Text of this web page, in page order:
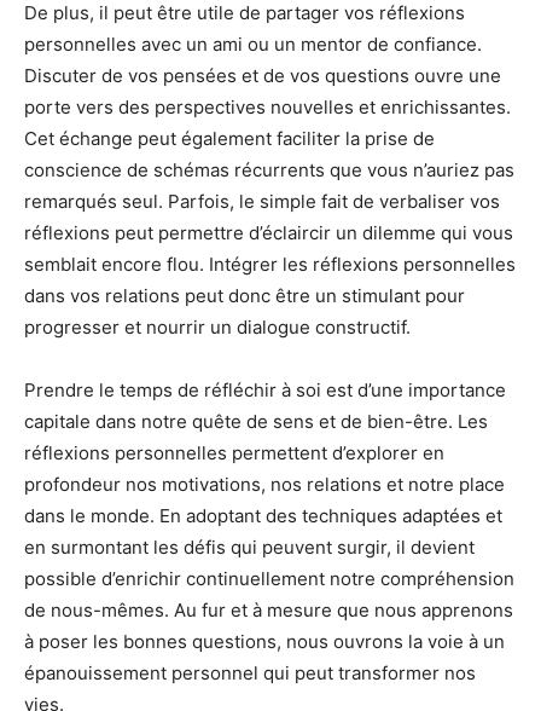
De plus, il peut être utile de partager vos réflexions
personnelles avec un ami ou un mentor de confiance.
Discuter de vos pensées et de vos questions ouvre une
porte vers des perspectives nouvelles et enrichissantes.
Cet échange peut également faciliter la prise de
conscience de schémas récurrents que vous n’auriez pas
remarqués seul. Parfois, le simple fait de verbaliser vos
réflexions peut permettre d’éclaircir un dilemme qui vous
semblait encore flou. Intégrer les réflexions personnelles
dans vos relations peut donc être un stimulant pour
progresser et nourrir un dialogue constructif.
Prendre le temps de réfléchir à soi est d’une importance
capitale dans notre quête de sens et de bien-être. Les
réflexions personnelles permettent d’explorer en
profondeur nos motivations, nos relations et notre place
dans le monde. En adoptant des techniques adaptées et
en surmontant les défis qui peuvent surgir, il devient
possible d’enrichir continuellement notre compréhension
de nous-mêmes. Au fur et à mesure que nous apprenons
à poser les bonnes questions, nous ouvrons la voie à un
épanouissement personnel qui peut transformer nos
vies.